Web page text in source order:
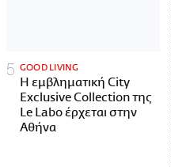
GOOD LIVING
Η εμβληματική City
Exclusive Collection της
Le Labo έρχεται στην
Αθήνα